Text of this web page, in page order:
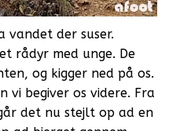
der suser.
rådyr med unge. De
og kigger ned på os.
vi begiver os videre. Fra
det nu stejlt op ad en